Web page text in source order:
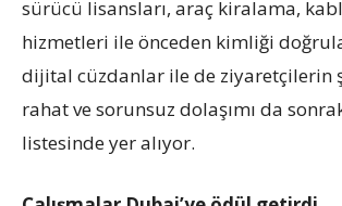
sürücü lisansları, araç kiralama,
hizmetleri ile önceden kimliği
dijital cüzdanlar ile de ziyaretçilerin
rahat ve sorunsuz dolaşımı da
listesinde yer alıyor.